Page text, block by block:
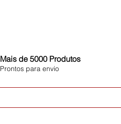
Mais de 5000 Produtos
Prontos para envio